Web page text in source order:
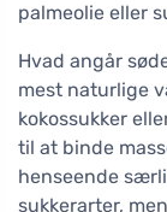
palmeolie eller
Hvad angår
mest naturlige
kokossukker
til at binde
henseende
sukkerarter,